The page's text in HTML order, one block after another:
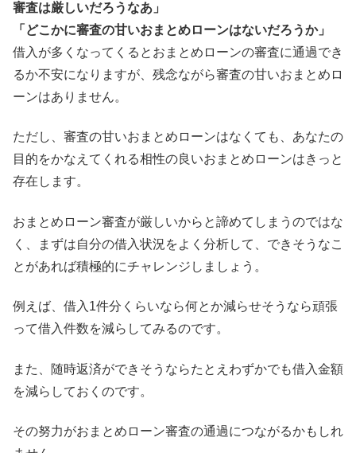
審査は厳しいだろうなあ」
「どこかに審査の甘いおまとめローンはないだろうか」
借入が多くなってくるとおまとめローンの審査に通過でき
るか不安になりますが、残念ながら審査の甘いおまとめロ
ーンはありません。
ただし、審査の甘いおまとめローンはなくても、あなたの
目的をかなえてくれる相性の良いおまとめローンはきっと
存在します。
おまとめローン審査が厳しいからと諦めてしまうのではな
く、まずは自分の借入状況をよく分析して、できそうなこ
とがあれば積極的にチャレンジしましょう。
例えば、借入1件分くらいなら何とか減らせそうなら頑張
って借入件数を減らしてみるのです。
また、随時返済ができそうならたとえわずかでも借入金額
を減らしておくのです。
その努力がおまとめローン審査の通過につながるかもしれ